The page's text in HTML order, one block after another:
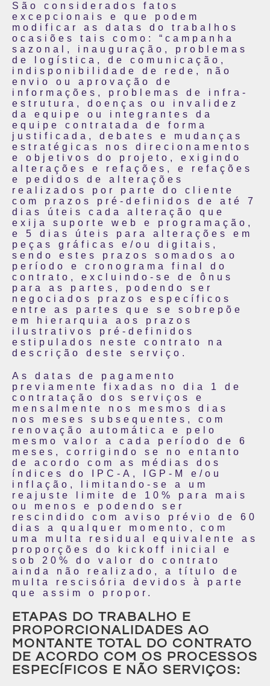
São considerados fatos
excepcionais e que podem
modificar as datas do trabalhos
ocasiões tais como: “campanha
sazonal, inauguração, problemas
de logística, de comunicação,
indisponibilidade de rede, não
envio ou aprovação de
informações, problemas de infra-
estrutura, doenças ou invalidez
da equipe ou integrantes da
equipe contratada de forma
justificada, debates e mudanças
estratégicas nos direcionamentos
e objetivos do projeto, exigindo
alterações e refações, e refações
e pedidos de alterações
realizados por parte do cliente
com prazos pré-definidos de até 7
dias úteis cada alteração que
exija suporte web e programação,
e 5 dias úteis para alterações em
peças gráficas e/ou digitais,
sendo estes prazos somados ao
período e cronograma final do
contrato, excluindo-se de ônus
para as partes, podendo ser
negociados prazos específicos
entre as partes que se sobrepõe
em hierarquia aos prazos
ilustrativos pré-definidos
estipulados neste contrato na
descrição deste serviço.
As datas de pagamento
previamente fixadas no dia 1 de
contratação dos serviços e
mensalmente nos mesmos dias
nos meses subsequentes, com
renovação automática e pelo
mesmo valor a cada período de 6
meses, corrigindo se no entanto
de acordo com as médias dos
índices do IPC-A, IGP-M e/ou
inflação, limitando-se a um
reajuste limite de 10% para mais
ou menos e podendo ser
rescindido com aviso prévio de 60
dias a qualquer momento, com
uma multa residual equivalente as
proporções do kickoff inicial e
sob 20% do valor do contrato
ainda não realizado, a título de
multa rescisória devidos à parte
que assim o propor.
ETAPAS DO TRABALHO E
PROPORCIONALIDADES AO
MONTANTE TOTAL DO CONTRATO
DE ACORDO COM OS PROCESSOS
ESPECÍFICOS E NÃO SERVIÇOS: